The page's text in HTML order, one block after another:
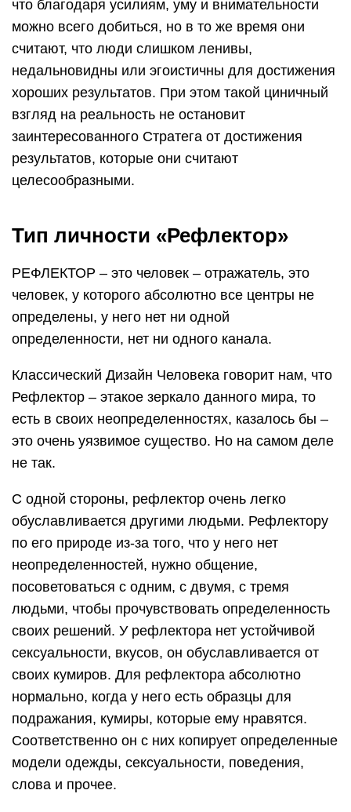
что благодаря усилиям, уму и внимательности
можно всего добиться, но в то же время они
считают, что люди слишком ленивы,
недальновидны или эгоистичны для достижения
хороших результатов. При этом такой циничный
взгляд на реальность не остановит
заинтересованного Стратега от достижения
результатов, которые они считают
целесообразными.
Тип личности «Рефлектор»
РЕФЛЕКТОР – это человек – отражатель, это
человек, у которого абсолютно все центры не
определены, у него нет ни одной
определенности, нет ни одного канала.
Классический Дизайн Человека говорит нам, что
Рефлектор – этакое зеркало данного мира, то
есть в своих неопределенностях, казалось бы –
это очень уязвимое существо. Но на самом деле
не так.
С одной стороны, рефлектор очень легко
обуславливается другими людьми. Рефлектору
по его природе из-за того, что у него нет
неопределенностей, нужно общение,
посоветоваться с одним, с двумя, с тремя
людьми, чтобы прочувствовать определенность
своих решений. У рефлектора нет устойчивой
сексуальности, вкусов, он обуславливается от
своих кумиров. Для рефлектора абсолютно
нормально, когда у него есть образцы для
подражания, кумиры, которые ему нравятся.
Соответственно он с них копирует определенные
модели одежды, сексуальности, поведения,
слова и прочее.